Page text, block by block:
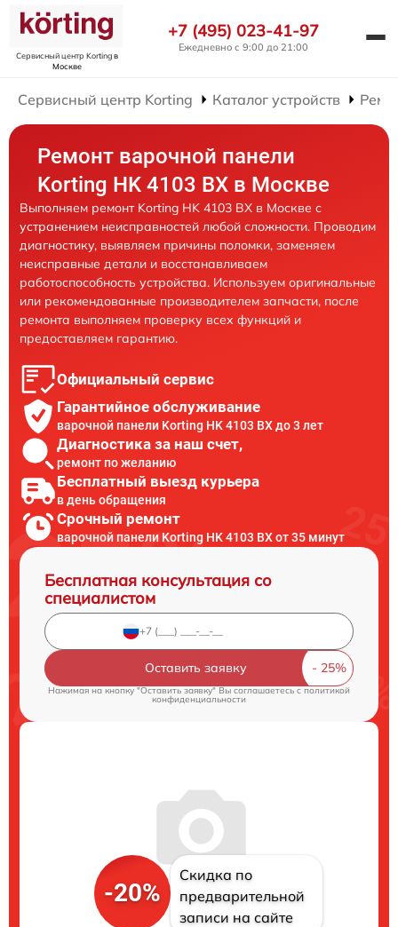
Сервисный центр Kortingв
Москве
+7 (495) 023-41-97
Ежедневно с 9:00 до 21:00
Сервисный центр Korting Каталог устройств
Ремонт варочной панели
Korting HK 4103 BX в Москве
Выполняем ремонт Korting HK 4103 BX в Москве с
устранением неисправностей любой сложности. Проводим
диагностику, выявляем причины поломки, заменяем
неисправные детали и восстанавливаем
работоспособность устройства. Используем оригинальные
или рекомендованные производителем запчасти, после
ремонта выполняем проверку всех функций и
предоставляем гарантию.
Официальный сервис
Гарантийное обслуживание
варочной панели Korting HK 4103 BX до 3 лет
Диагностика за наш счет,
ремонт по желанию
Бесплатный выезд курьера
в день обращения
Срочный ремонт
варочной панели Korting HK 4103 BX от 35 минут
Бесплатная консультация со
специалистом
Оставить заявку
Нажимая на кнопку "Оставить заявку" Вы соглашаетесь cполитикой
конфиденциальности
-20%
Скидка по
предварительной
записи на сайте